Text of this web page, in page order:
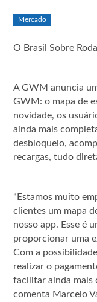
Mercado
O Brasil Sobre
A GWM anuncia
GWM: o mapa de
novidade, os
ainda mais
desbloqueio,
recargas, tudo
“Estamos muito
clientes um mapa
nosso app. Esse é
proporcionar uma
Com a
realizar o
facilitar ainda mais
comenta Marcelo